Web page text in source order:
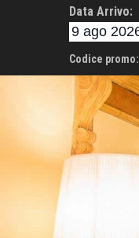
Data Arrivo:
Codice promo: